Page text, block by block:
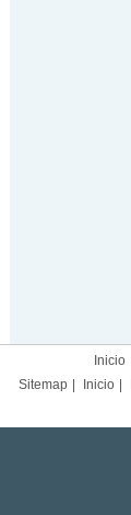
Inicio
Sitemap
Inicio